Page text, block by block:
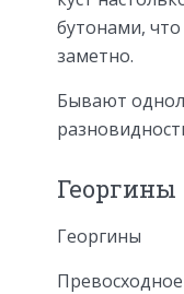
бутонами,
заметно.
Бывают
Георгины
Георгины